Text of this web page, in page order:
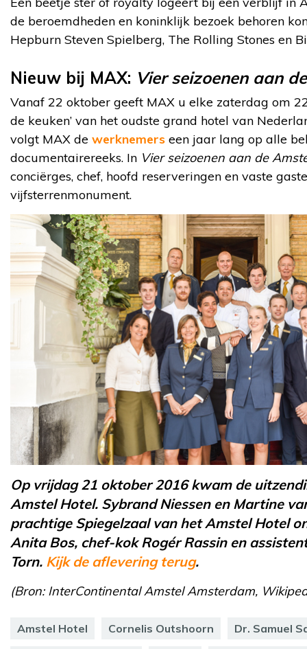
de beroemdheden en koninklijk bezoek behoren
Hepburn Steven Spielberg, The Rolling Stones en
Nieuw bij MAX: Vier seizoenen aan
Vanaf 22 oktober geeft MAX u elke zaterdag om
de keuken’ van het oudste grand hotel van
volgt MAX de werknemers een jaar lang op alle
documentairereeks. In Vier seizoenen aan de
conciërges, chef, hoofd reserveringen en vaste
vijfsterrenmonument.
Op vrijdag 21 oktober 2016 kwam de
Amstel Hotel. Sybrand Niessen en Martine
prachtige Spiegelzaal van het Amstel Hotel
Anita Bos, chef-kok Rogér Rassin en
Torn. Kijk de aflevering terug.
(Bron: InterContinental Amstel Amsterdam,
Amstel Hotel Cornelis Outshoorn Dr. Samuel